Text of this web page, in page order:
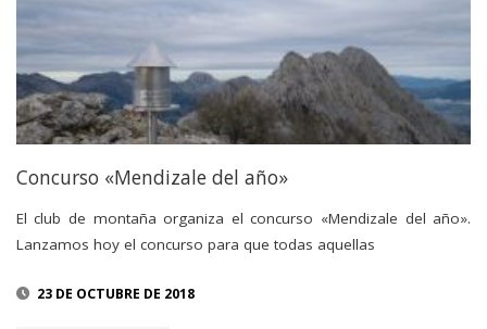
Concurso «Mendizale del año»
El club de montaña organiza el concurso «Mendizale del año».
Lanzamos hoy el concurso para que todas aquellas
23 DE OCTUBRE DE 2018